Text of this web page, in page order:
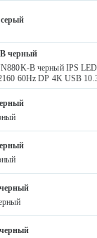
черный
B черный IPS
60Hz DP 4K USB